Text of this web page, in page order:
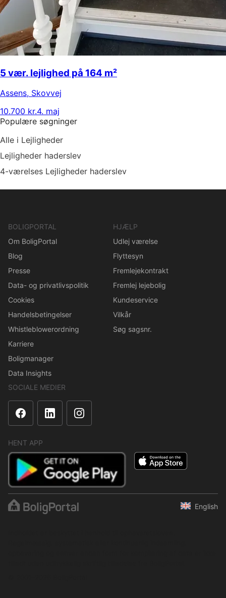
5 vær. lejlighed på 164 m²
Assens, Skovvej
10.700 kr.4. maj
Populære søgninger
Alle i Lejligheder
Lejligheder haderslev
4-værelses Lejligheder haderslev
BOLIGPORTAL
Om BoligPortal
Blog
Presse
Data- og privatlivspolitik
Cookies
Handelsbetingelser
Whistleblowerordning
Karriere
Boligmanager
Data Insights
HJÆLP
Udlej værelse
Flyttesyn
Fremlejekontrakt
Fremlej lejebolig
Kundeservice
Vilkår
Søg sagsnr.
SOCIALE MEDIER
HENT APP
English